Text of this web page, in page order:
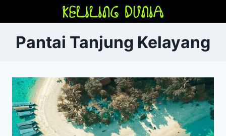
contentPantai Tanjung Kelayang